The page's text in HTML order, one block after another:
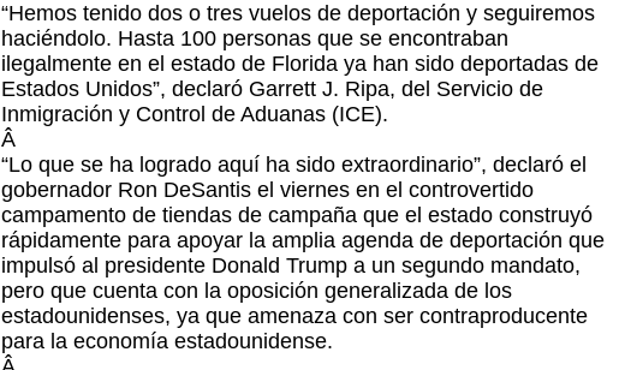
“Hemos tenido dos o tres vuelos de deportación y seguiremos
haciéndolo. Hasta 100 personas que se encontraban
ilegalmente en el estado de Florida ya han sido deportadas de
Estados Unidos”, declaró Garrett J. Ripa, del Servicio de
Inmigración y Control de Aduanas (ICE).
Â
“Lo que se ha logrado aquí ha sido extraordinario”, declaró el
gobernador Ron DeSantis el viernes en el controvertido
campamento de tiendas de campaña que el estado construyó
rápidamente para apoyar la amplia agenda de deportación que
impulsó al presidente Donald Trump a un segundo mandato,
pero que cuenta con la oposición generalizada de los
estadounidenses, ya que amenaza con ser contraproducente
para la economía estadounidense.